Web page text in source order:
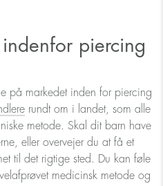
piercing
på markedet inden for piercing
rundt om i landet, som alle
metode. Skal dit barn have
eller overvejer du at få et
til det rigtige sted. Du kan føle
medicinsk metode og